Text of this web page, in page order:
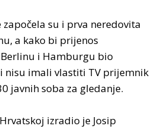
su i prva neredovita
a kako bi prijenos
i Hamburgu bio
nisu imali vlastiti TV prijemnik
javnih soba za gledanje.
izradio je Josip